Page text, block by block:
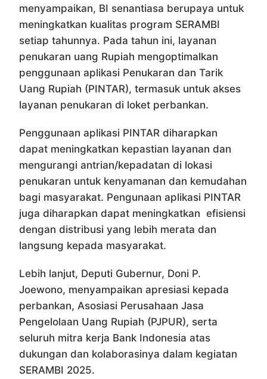
menyampaikan, BI senantiasa berupaya untuk
meningkatkan kualitas program SERAMBI
setiap tahunnya. Pada tahun ini, layanan
penukaran uang Rupiah mengoptimalkan
penggunaan aplikasi Penukaran dan Tarik
Uang Rupiah (PINTAR), termasuk untuk akses
layanan penukaran di loket perbankan.
Penggunaan aplikasi PINTAR diharapkan
dapat meningkatkan kepastian layanan dan
mengurangi antrian/kepadatan di lokasi
penukaran untuk kenyamanan dan kemudahan
bagi masyarakat. Pengunaan aplikasi PINTAR
juga diharapkan dapat meningkatkan efisiensi
dengan distribusi yang lebih merata dan
langsung kepada masyarakat.
Lebih lanjut, Deputi Gubernur, Doni P.
Joewono, menyampaikan apresiasi kepada
perbankan, Asosiasi Perusahaan Jasa
Pengelolaan Uang Rupiah (PJPUR), serta
seluruh mitra kerja Bank Indonesia atas
dukungan dan kolaborasinya dalam kegiatan
SERAMBI 2025.